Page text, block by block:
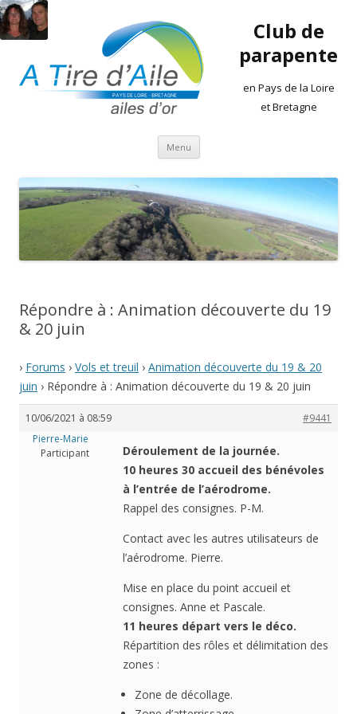
Club de
parapente
en Pays de la Loire
et Bretagne
Menu Aller
contenu
Répondre à : Animation découverte du 19
& 20 juin
› Forums › Vols et treuil › Animation découverte du 19 & 20
juin › Répondre à : Animation découverte du 19 & 20 juin
10/06/2021 à 08:59
#9441
Pierre-Marie
Participant
Déroulement de la journée.
10 heures 30 accueil des bénévoles
à l’entrée de l’aérodrome.
Rappel des consignes. P-M.
Contact avec les autres utilisateurs de
l’aérodrome. Pierre.
Mise en place du point accueil et
consignes. Anne et Pascale.
11 heures départ vers le déco.
Répartition des rôles et délimitation des
zones :
Zone de décollage.